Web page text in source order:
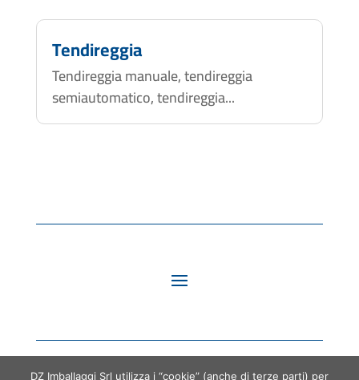
Tendireggia
Tendireggia manuale, tendireggia
semiautomatico, tendireggia...
DZ Imballaggi Srl utilizza i “cookie” (anche di terze parti) per